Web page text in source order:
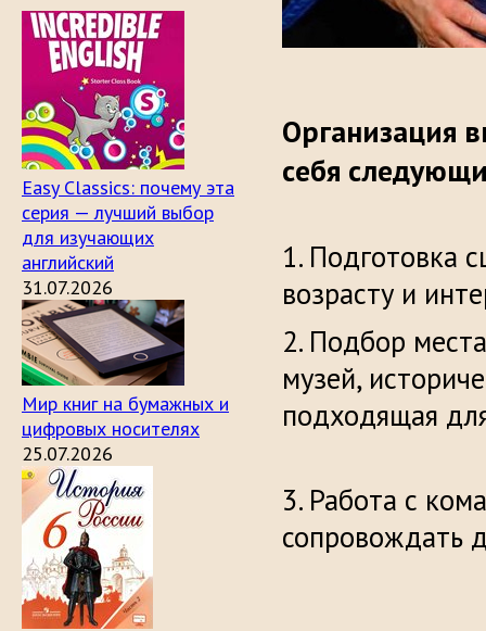
Easy Classics: почему эта
серия — лучший выбор
для изучающих
английский
31.07.2026
Мир книг на бумажных и
цифровых носителях
25.07.2026
Организация
себя
1. Подготовка
возрасту
2. Подбор
музей,
3. Работа с